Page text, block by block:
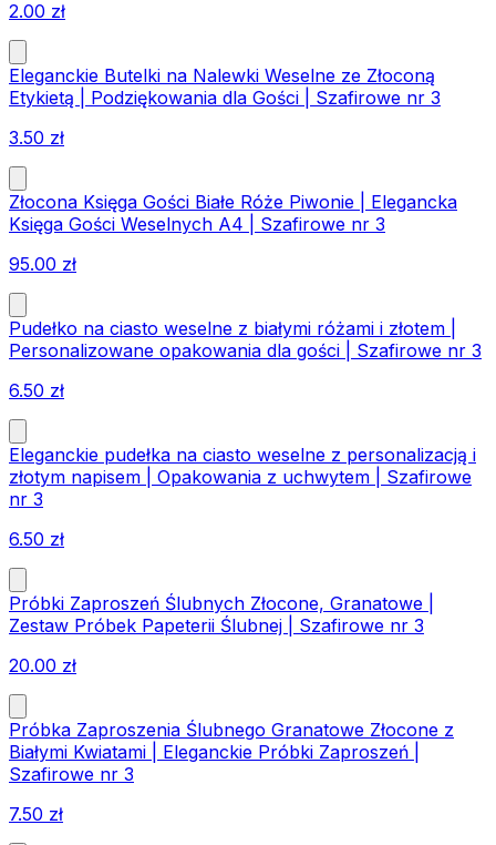
2.00 zł
Eleganckie Butelki na Nalewki Weselne ze Złoconą
Etykietą | Podziękowania dla Gości | Szafirowe nr 3
3.50 zł
Złocona Księga Gości Białe Róże Piwonie | Elegancka
Księga Gości Weselnych A4 | Szafirowe nr 3
95.00 zł
Pudełko na ciasto weselne z białymi różami i złotem |
Personalizowane opakowania dla gości | Szafirowe nr 3
6.50 zł
Eleganckie pudełka na ciasto weselne z personalizacją i
złotym napisem | Opakowania z uchwytem | Szafirowe
nr 3
6.50 zł
Próbki Zaproszeń Ślubnych Złocone, Granatowe |
Zestaw Próbek Papeterii Ślubnej | Szafirowe nr 3
20.00 zł
Próbka Zaproszenia Ślubnego Granatowe Złocone z
Białymi Kwiatami | Eleganckie Próbki Zaproszeń |
Szafirowe nr 3
7.50 zł